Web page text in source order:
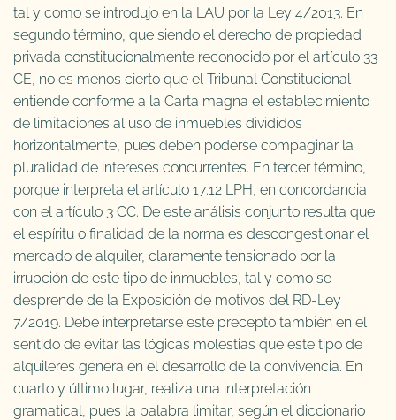
tal y como se introdujo en la LAU por la Ley 4/2013. En
segundo término, que siendo el derecho de propiedad
privada constitucionalmente reconocido por el artículo 33
CE, no es menos cierto que el Tribunal Constitucional
entiende conforme a la Carta magna el establecimiento
de limitaciones al uso de inmuebles divididos
horizontalmente, pues deben poderse compaginar la
pluralidad de intereses concurrentes. En tercer término,
porque interpreta el artículo 17.12 LPH, en concordancia
con el artículo 3 CC. De este análisis conjunto resulta que
el espíritu o finalidad de la norma es descongestionar el
mercado de alquiler, claramente tensionado por la
irrupción de este tipo de inmuebles, tal y como se
desprende de la Exposición de motivos del RD-Ley
7/2019. Debe interpretarse este precepto también en el
sentido de evitar las lógicas molestias que este tipo de
alquileres genera en el desarrollo de la convivencia. En
cuarto y último lugar, realiza una interpretación
gramatical, pues la palabra limitar, según el diccionario